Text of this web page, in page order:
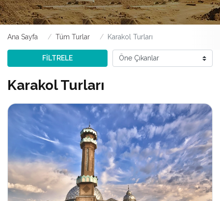
Ana Sayfa Tüm Turlar Karakol Turları
FİLTRELE
Karakol Turları